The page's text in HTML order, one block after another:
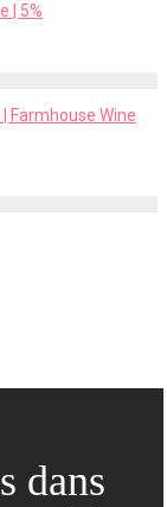
| 5%
Farmhouse Wine
dans